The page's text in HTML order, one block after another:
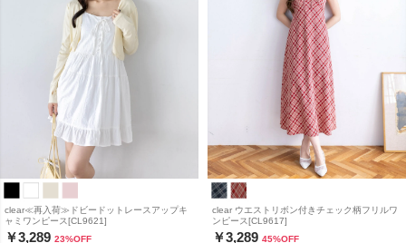
clear≪再入荷≫ドビードットレースアップキ
ャミワンピース[CL9621]
￥3,289 23%OFF
clear ウエストリボン付きチェック柄フリルワ
ンピース[CL9617]
￥3,289 45%OFF